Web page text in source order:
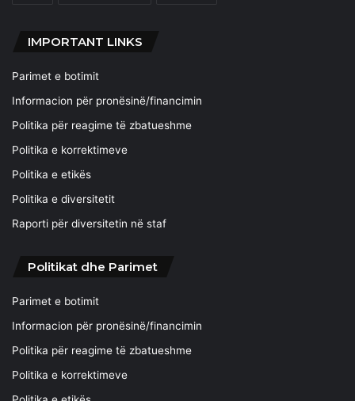
IMPORTANT LINKS
Parimet e botimit
Informacion për pronësinë/financimin
Politika për reagime të zbatueshme
Politika e korrektimeve
Politika e etikës
Politika e diversitetit
Raporti për diversitetin në staf
Politikat dhe Parimet
Parimet e botimit
Informacion për pronësinë/financimin
Politika për reagime të zbatueshme
Politika e korrektimeve